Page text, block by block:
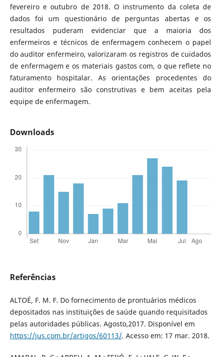
fevereiro e outubro de 2018. O instrumento da coleta de
dados foi um questionário de perguntas abertas e os
resultados puderam evidenciar que a maioria dos
enfermeiros e técnicos de enfermagem conhecem o papel
do auditor enfermeiro, valorizaram os registros de cuidados
de enfermagem e os materiais gastos com, o que reflete no
faturamento hospitalar. As orientações procedentes do
auditor enfermeiro são construtivas e bem aceitas pela
equipe de enfermagem.
Downloads
Referências
ALTOÉ, F. M. F. Do fornecimento de prontuários médicos
depositados nas instituições de saúde quando requisitados
pelas autoridades públicas. Agosto,2017. Disponível em
https://jus.com.br/artigos/60113/. Acesso em: 17 mar. 2018.